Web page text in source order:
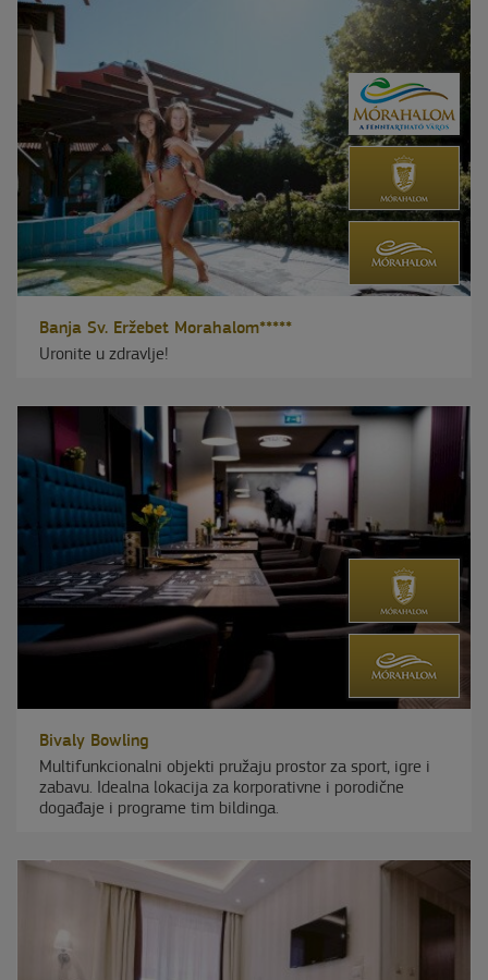
Banja Sv. Eržebet Morahalom*****
Uronite u zdravlje!
Bivaly Bowling
Multifunkcionalni objekti pružaju prostor za sport, igre i
zabavu. Idealna lokacija za korporativne i porodične
događaje i programe tim bildinga.